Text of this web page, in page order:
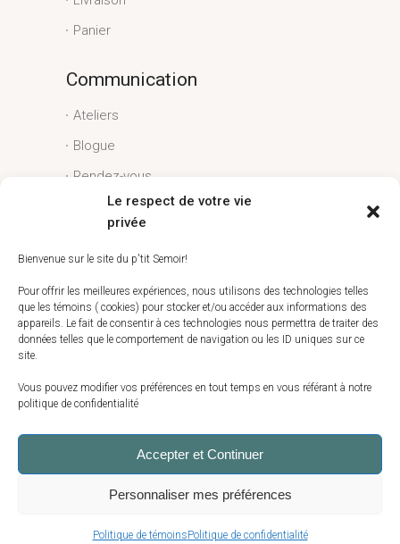
Le respect de votre vie
privée
Bienvenue sur le site du p'tit Semoir!
Pour offrir les meilleures expériences, nous utilisons des technologies telles
que les témoins ( cookies) pour stocker et/ou accéder aux informations des
appareils. Le fait de consentir à ces technologies nous permettra de traiter des
données telles que le comportement de navigation ou les ID uniques sur ce
site.
Vous pouvez modifier vos préférences en tout temps en vous référant à notre
politique de confidentialité
Accepter et Continuer
Personnaliser mes préférences
Politique de témoinsPolitique de confidentialité
Panier
Communication
Ateliers
Blogue
Rendez-vous
Conditions générales
Liens utiles
Espace client
Conditions générales
Politique de témoins (CA)
Copyright 2025 Le p’tit Semoir | tous droits
réservés | 500 route 138, St-Augustin-de-